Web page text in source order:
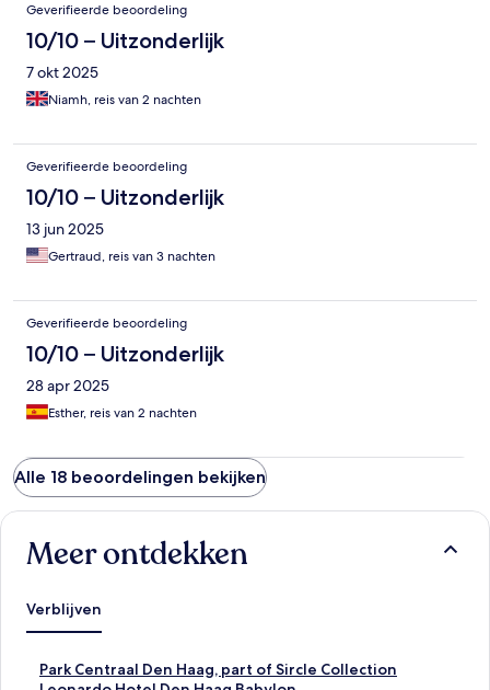
Geverifieerde beoordeling
10/10 – Uitzonderlijk
7 okt 2025
Niamh, reis van 2 nachten
Geverifieerde beoordeling
10/10 – Uitzonderlijk
13 jun 2025
Gertraud, reis van 3 nachten
Geverifieerde beoordeling
10/10 – Uitzonderlijk
28 apr 2025
Esther, reis van 2 nachten
Alle 18 beoordelingen bekijken
Meer ontdekken
Verblijven
Park Centraal Den Haag, part of Sircle Collection
L